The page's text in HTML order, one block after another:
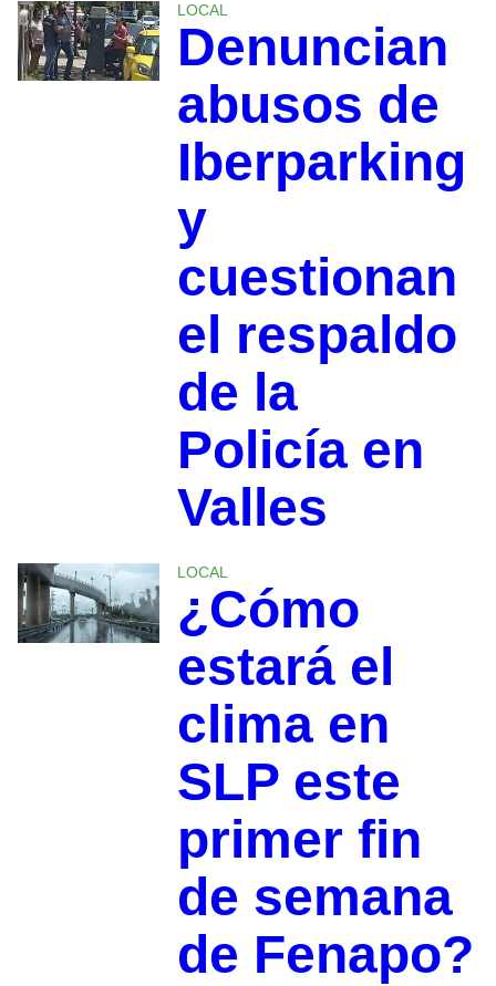
LOCAL
Denuncian
abusos de
Iberparking
y
cuestionan
el respaldo
de la
Policía en
Valles
LOCAL
¿Cómo
estará el
clima en
SLP este
primer fin
de semana
de Fenapo?